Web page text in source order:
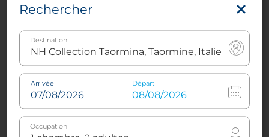
Plus d’informations
Réservez maintenant
Rechercher
Destination
Arrivée Départ
Occupation